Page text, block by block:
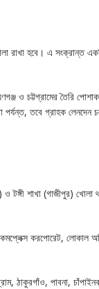
রাখা হবে। এ সংক্রান্ত
ও চট্টগ্রামের তৈরি
তবে গ্রাহক লেনদেন
ও টঙ্গী শাখা (গাজীপুর) খোলা
করপোরেট, লোকাল
ঠাকুরগাঁও, পাবনা,